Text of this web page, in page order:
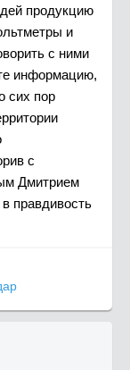
продукцию
и
с ними
информацию,
сих пор
с
Дмитрием
правдивость